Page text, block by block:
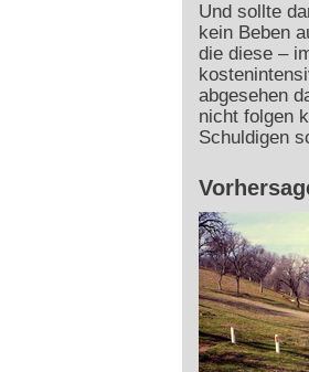
Und sollte
kein Beben
die diese –
abgesehen
nicht folgen
Schuldigen